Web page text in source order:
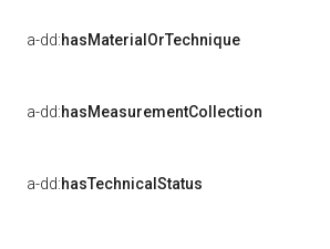
a-dd:hasMaterialOrTechnique
a-dd:hasMeasurementCollection
a-dd:hasTechnicalStatus